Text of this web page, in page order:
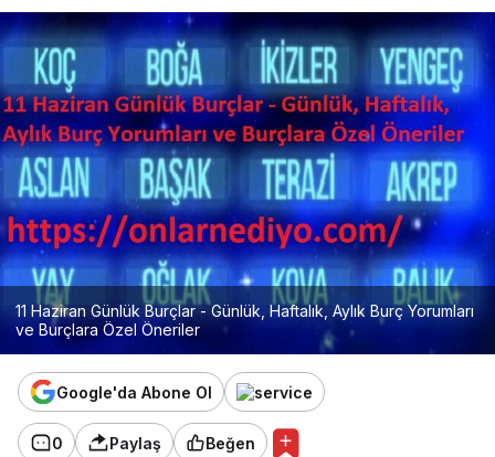
11 Haziran Günlük Burçlar - Günlük, Haftalık, Aylık Burç Yorumları
ve Burçlara Özel Öneriler
Google'da Abone Ol
0 Paylaş Beğen